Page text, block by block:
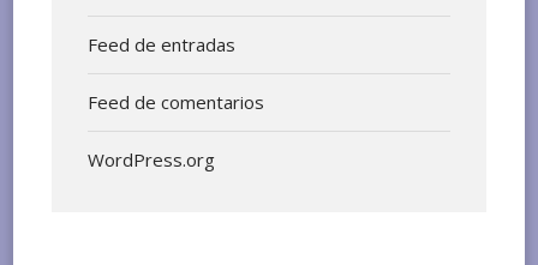
Feed de entradas
Feed de comentarios
WordPress.org